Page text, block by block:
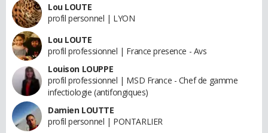
Lou LOUTE
profil personnel | LYON
Lou LOUTE
profil professionnel | France presence - Avs
Louison LOUPPE
profil professionnel | MSD France - Chef de gamme
infectiologie (antifongiques)
Damien LOUTTE
profil personnel | PONTARLIER